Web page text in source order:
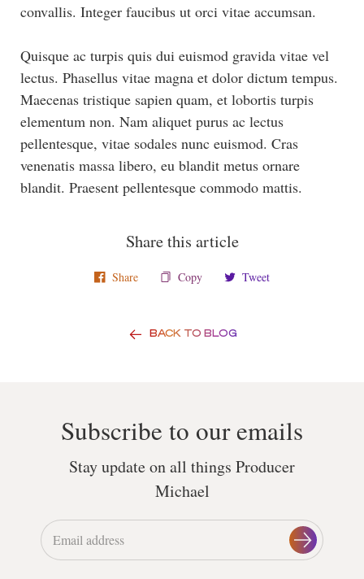
convallis. Integer faucibus ut orci vitae accumsan.
Quisque ac turpis quis dui euismod gravida vitae vel
lectus. Phasellus vitae magna et dolor dictum tempus.
Maecenas tristique sapien quam, et lobortis turpis
elementum non. Nam aliquet purus ac lectus
pellentesque, vitae sodales nunc euismod. Cras
venenatis massa libero, eu blandit metus ornare
blandit. Praesent pellentesque commodo mattis.
Share this article
Share Copy Tweet
BACK TO BLOG
Subscribe to our emails
Stay update on all things Producer
Michael